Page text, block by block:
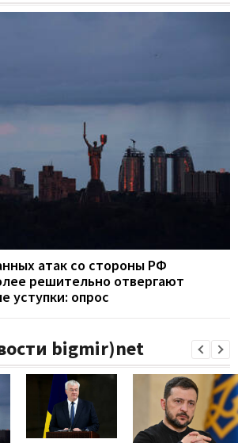
атак со стороны РФ
решительно отвергают
уступки: опрос
bigmir)net